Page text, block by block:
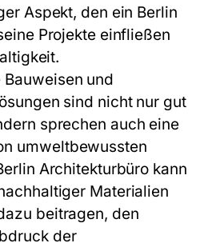
Aspekt, den ein Berlin
Projekte einfließen
und
sind nicht nur gut
sprechen auch eine
umweltbewussten
Architekturbüro kann
Materialien
beitragen, den
der